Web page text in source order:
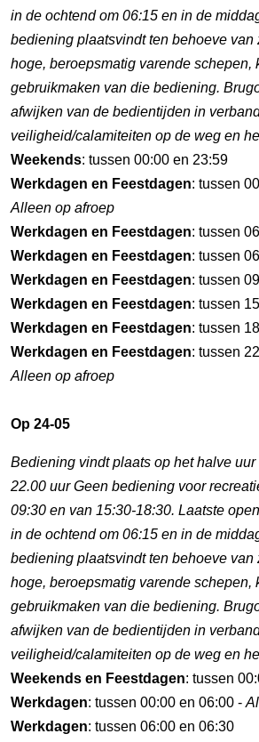
in de ochtend om 06:15 en in de
bediening plaatsvindt ten behoeve van
hoge, beroepsmatig varende schepen,
gebruikmaken van die bediening.
afwijken van de bedientijden in
veiligheid/calamiteiten op de weg en
Weekends: tussen 00:00 en 23:59
Werkdagen en Feestdagen: tussen
Alleen op afroep
Werkdagen en Feestdagen: tussen
Werkdagen en Feestdagen: tussen
Werkdagen en Feestdagen: tussen
Werkdagen en Feestdagen: tussen
Werkdagen en Feestdagen: tussen
Werkdagen en Feestdagen: tussen
Alleen op afroep
Op 24-05
Bediening vindt plaats op het halve
22.00 uur Geen bediening voor
09:30 en van 15:30-18:30. Laatste
in de ochtend om 06:15 en in de
bediening plaatsvindt ten behoeve van
hoge, beroepsmatig varende schepen,
gebruikmaken van die bediening.
afwijken van de bedientijden in
veiligheid/calamiteiten op de weg en
Weekends en Feestdagen: tussen
Werkdagen: tussen 00:00 en 06:00 -
Werkdagen: tussen 06:00 en 06:30